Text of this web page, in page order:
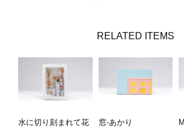
RELATED ITEMS
水に切り刻まれて花
窓-あかり